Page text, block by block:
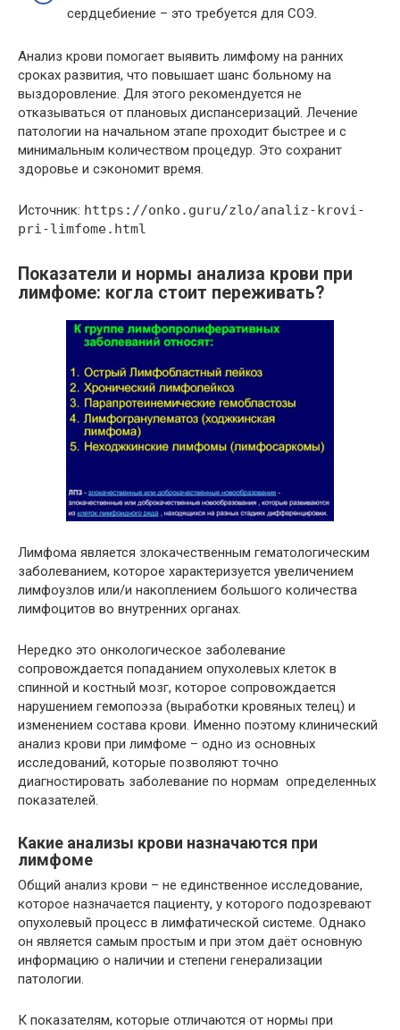
сердцебиение – это требуется для СОЭ.
Анализ крови помогает выявить лимфому на ранних
сроках развития, что повышает шанс больному на
выздоровление. Для этого рекомендуется не
отказываться от плановых диспансеризаций. Лечение
патологии на начальном этапе проходит быстрее и с
минимальным количеством процедур. Это сохранит
здоровье и сэкономит время.
Источник: https://onko.guru/zlo/analiz-krovi-
pri-limfome.html
Показатели и нормы анализа крови при
лимфоме: когла стоит переживать?
Лимфома является злокачественным гематологическим
заболеванием, которое характеризуется увеличением
лимфоузлов или/и накоплением большого количества
лимфоцитов во внутренних органах.
Нередко это онкологическое заболевание
сопровождается попаданием опухолевых клеток в
спинной и костный мозг, которое сопровождается
нарушением гемопоэза (выработки кровяных телец) и
изменением состава крови. Именно поэтому клинический
анализ крови при лимфоме – одно из основных
исследований, которые позволяют точно
диагностировать заболевание по нормам определенных
показателей.
Какие анализы крови назначаются при
лимфоме
Общий анализ крови – не единственное исследование,
которое назначается пациенту, у которого подозревают
опухолевый процесс в лимфатической системе. Однако
он является самым простым и при этом даёт основную
информацию о наличии и степени генерализации
патологии.
К показателям, которые отличаются от нормы при